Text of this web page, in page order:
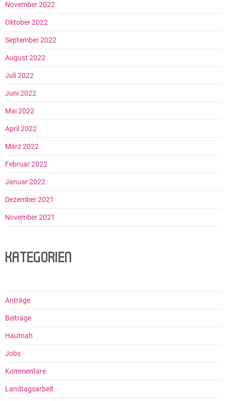
November 2022
Oktober 2022
September 2022
August 2022
Juli 2022
Juni 2022
Mai 2022
April 2022
März 2022
Februar 2022
Januar 2022
Dezember 2021
November 2021
KATEGORIEN
Anträge
Beiträge
Hautnah
Jobs
Kommentare
Landtagsarbeit